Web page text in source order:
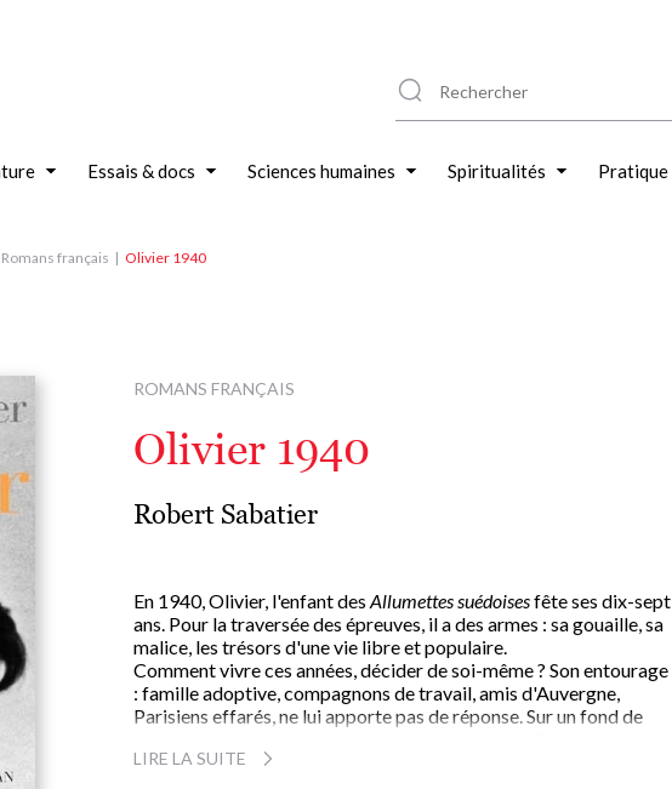
Essais & docs Sciences humaines Spiritualités Pratique
Romans français Olivier 1940
ROMANS FRANÇAIS
Olivier 1940
Robert Sabatier
En 1940, Olivier, l'enfant des Allumettes suédoisesfête ses dix-sept
ans. Pour la traversée des épreuves, il a des armes : sa gouaille, sa
malice, les trésors d'une vie libre et populaire.
Comment vivre ces années, décider de soi-même ? Son entourage
: famille adoptive, compagnons de travail, amis d'Auvergne,
Parisiens effarés, ne lui apporte pas de réponse. Sur un fond de
ennemis, le grouillement des êtres : assassins et victimes,
LIRE LA SUITE